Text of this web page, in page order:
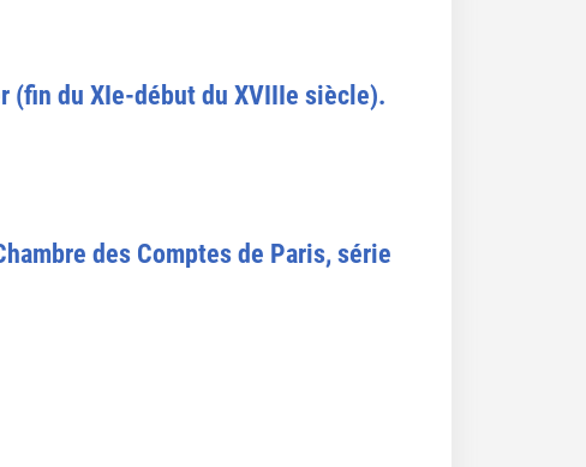
(fin du XIe-début du XVIIIe siècle).
des Comptes de Paris, série